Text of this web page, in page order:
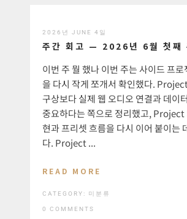
2026년 JUNE 4일
주간 회고 — 2026년 6월 첫째
이번 주 뭘 했나 이번 주는 사이드 프
을 다시 작게 쪼개서 확인했다.
구상보다 실제 웹 오디오 연결과 데이
중요하다는 쪽으로 정리했고, Project
현과 프리셋 흐름을 다시 이어 붙이는
다. Project ...
READ MORE
CATEGORY: 미분류
0 COMMENTS